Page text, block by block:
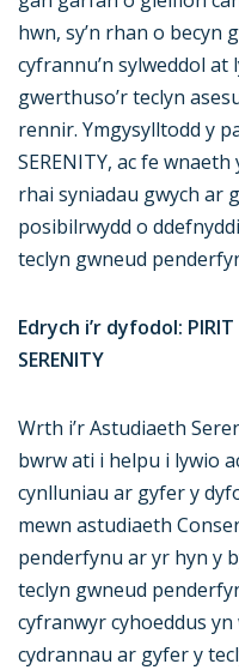
hwn, sy’n rhan o becyn
cyfrannu’n sylweddol at
gwerthuso’r teclyn
rennir. Ymgysylltodd y
SERENITY, ac fe
rhai syniadau gwych ar
posibilrwydd o
teclyn gwneud
Edrych i’r dyfodol:
SERENITY
Wrth i’r Astudiaeth
bwrw ati i helpu i lywio
cynlluniau ar gyfer y
mewn astudiaeth
penderfynu ar yr hyn y
teclyn gwneud
cyfranwyr cyhoeddus
cydrannau ar gyfer y